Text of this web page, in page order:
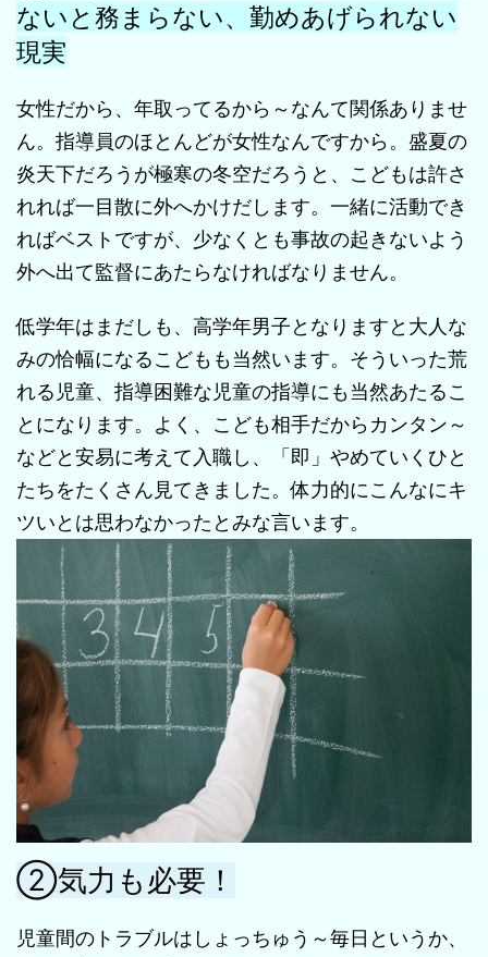
ないと務まらない、勤めあげられない
現実
女性だから、年取ってるから～なんて関係ありませ
ん。指導員のほとんどが女性なんですから。盛夏の
炎天下だろうが極寒の冬空だろうと、こどもは許さ
れれば一目散に外へかけだします。一緒に活動でき
ればベストですが、少なくとも事故の起きないよう
外へ出て監督にあたらなければなりません。
低学年はまだしも、高学年男子となりますと大人な
みの恰幅になるこどもも当然います。そういった荒
れる児童、指導困難な児童の指導にも当然あたるこ
とになります。よく、こども相手だからカンタン～
などと安易に考えて入職し、「即」やめていくひと
たちをたくさん見てきました。体力的にこんなにキ
ツいとは思わなかったとみな言います。
②気力も必要！
児童間のトラブルはしょっちゅう～毎日というか、